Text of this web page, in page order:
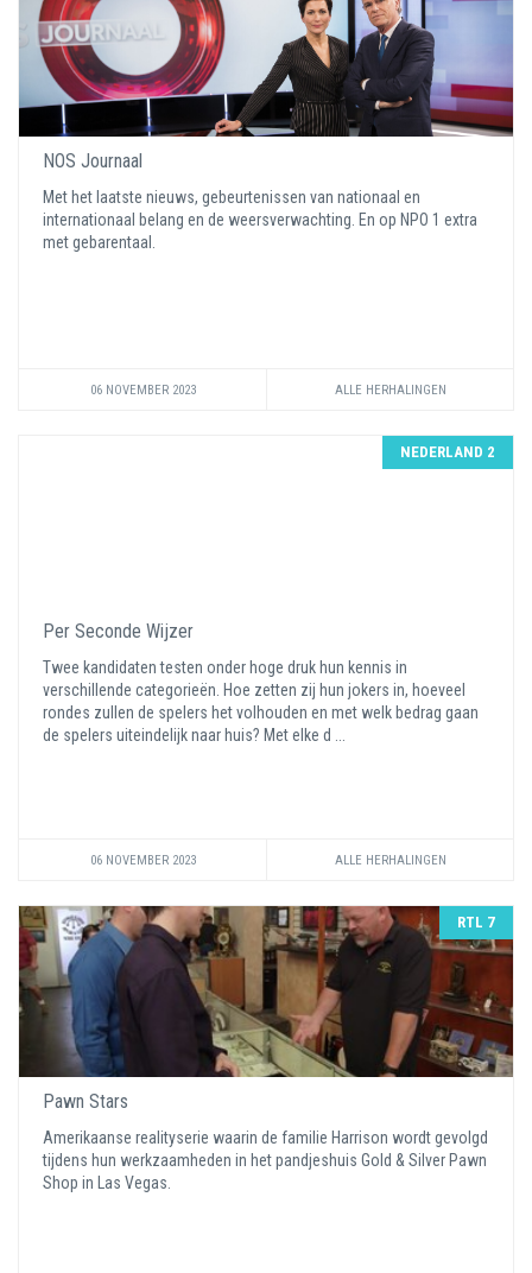
NOS Journaal
Met het laatste nieuws, gebeurtenissen van nationaal en
internationaal belang en de weersverwachting. En op NPO 1 extra
met gebarentaal.
06 NOVEMBER 2023 ALLE HERHALINGEN
NEDERLAND 2
Per Seconde Wijzer
Twee kandidaten testen onder hoge druk hun kennis in
verschillende categorieën. Hoe zetten zij hun jokers in, hoeveel
rondes zullen de spelers het volhouden en met welk bedrag gaan
de spelers uiteindelijk naar huis? Met elke d ...
06 NOVEMBER 2023 ALLE HERHALINGEN
RTL 7
Pawn Stars
Amerikaanse realityserie waarin de familie Harrison wordt gevolgd
tijdens hun werkzaamheden in het pandjeshuis Gold & Silver Pawn
Shop in Las Vegas.